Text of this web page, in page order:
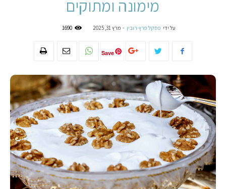
מימונה ומתוקים
על ידי פסקל פרץ-רובין - מרץ 31, 2025 1690
Save